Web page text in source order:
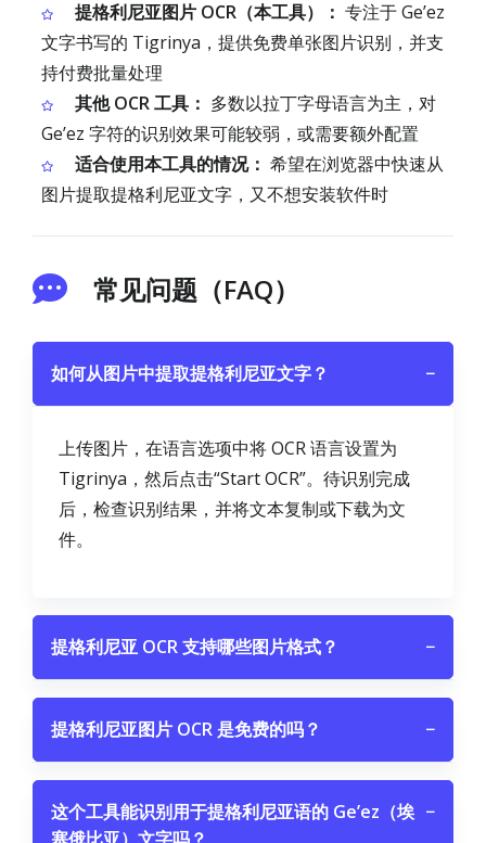
提格利尼亚图片 OCR（本工具）： 专注于 Geʼez
文字书写的 Tigrinya，提供免费单张图片识别，并支
持付费批量处理
其他 OCR 工具： 多数以拉丁字母语言为主，对
Geʼez 字符的识别效果可能较弱，或需要额外配置
适合使用本工具的情况： 希望在浏览器中快速从
图片提取提格利尼亚文字，又不想安装软件时
常见问题（FAQ）
如何从图片中提取提格利尼亚文字？ −
上传图片，在语言选项中将 OCR 语言设置为
Tigrinya，然后点击“Start OCR”。待识别完成
后，检查识别结果，并将文本复制或下载为文
件。
提格利尼亚 OCR 支持哪些图片格式？ −
提格利尼亚图片 OCR 是免费的吗？ −
这个工具能识别用于提格利尼亚语的 Geʼez（埃 −